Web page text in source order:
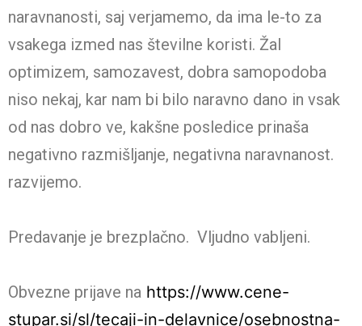
naravnanosti, saj verjamemo, da ima le-to za
vsakega izmed nas številne koristi. Žal
optimizem, samozavest, dobra samopodoba
niso nekaj, kar nam bi bilo naravno dano in vsak
od nas dobro ve, kakšne posledice prinaša
negativno razmišljanje, negativna naravnanost.
razvijemo.
Predavanje je brezplačno. Vljudno vabljeni.
Obvezne prijave na https://www.cene-
stupar.si/sl/tecaji-in-delavnice/osebnostna-